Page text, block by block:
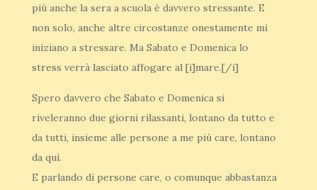
più anche la sera a scuola è davvero stressante. E
non solo, anche altre circostanze onestamente mi
iniziano a stressare. Ma Sabato e Domenica lo
stress verrà lasciato affogare al [i]mare.[/i]
Spero davvero che Sabato e Domenica si
riveleranno due giorni rilassanti, lontano da tutto e
da tutti, insieme alle persone a me più care, lontano
da quì.
E parlando di persone care, o comunque abbastanza